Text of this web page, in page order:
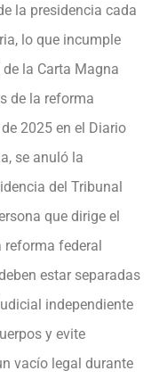
la presidencia cada
lo que incumple
la Carta Magna
de la reforma
2025 en el Diario
se anuló la
del Tribunal
que dirige el
reforma federal
estar separadas
independiente
y evite
vacío legal durante